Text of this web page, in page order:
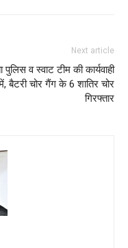
Next article
व स्वाट टीम की कार्यवाही
बैटरी चोर गैंग के 6 शातिर चोर
गिरफ्तार